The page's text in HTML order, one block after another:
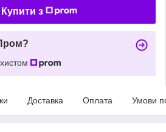
Купити з
Доставка Оплата Умови